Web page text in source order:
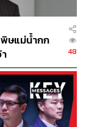
ษแม่น้ำกก
48